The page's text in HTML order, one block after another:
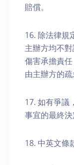
賠償。
16. 除法律規
主辦方均不
傷害承擔責
由主辦方的疏
17. 如有爭議
事宜的最終決
18. 中英文條